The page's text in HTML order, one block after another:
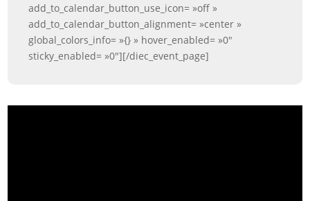
add_to_calendar_button_use_icon= »off »
add_to_calendar_button_alignment= »center »
global_colors_info= »{} » hover_enabled= »0″
sticky_enabled= »0″][/diec_event_page]